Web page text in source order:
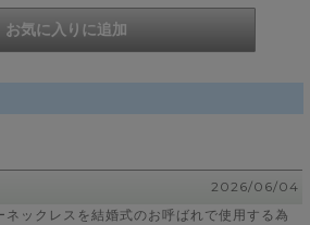
2026/06/04
ックレスを結婚式のお呼ばれで使用する為